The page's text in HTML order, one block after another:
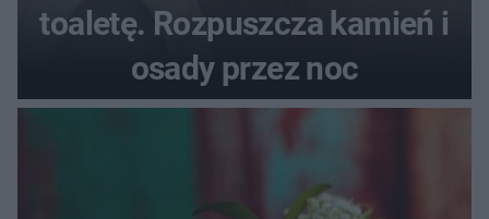
toaletę. Rozpuszcza kamień i
osady przez noc